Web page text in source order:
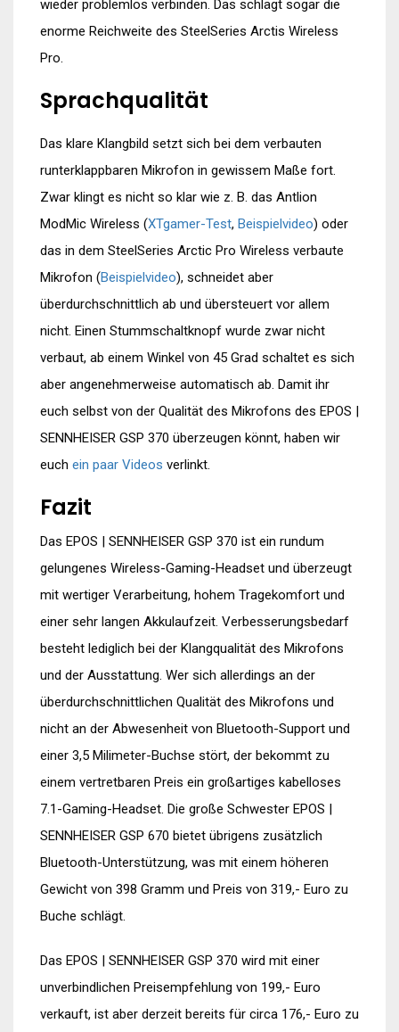
wieder problemlos verbinden. Das schlägt sogar die
enorme Reichweite des SteelSeries Arctis Wireless
Pro.
Sprachqualität
Das klare Klangbild setzt sich bei dem verbauten
runterklappbaren Mikrofon in gewissem Maße fort.
Zwar klingt es nicht so klar wie z. B. das Antlion
ModMic Wireless (XTgamer-Test, Beispielvideo) oder
das in dem SteelSeries Arctic Pro Wireless verbaute
Mikrofon (Beispielvideo), schneidet aber
überdurchschnittlich ab und übersteuert vor allem
nicht. Einen Stummschaltknopf wurde zwar nicht
verbaut, ab einem Winkel von 45 Grad schaltet es sich
aber angenehmerweise automatisch ab. Damit ihr
euch selbst von der Qualität des Mikrofons des EPOS |
SENNHEISER GSP 370 überzeugen könnt, haben wir
euch ein paar Videos verlinkt.
Fazit
Das EPOS | SENNHEISER GSP 370 ist ein rundum
gelungenes Wireless-Gaming-Headset und überzeugt
mit wertiger Verarbeitung, hohem Tragekomfort und
einer sehr langen Akkulaufzeit. Verbesserungsbedarf
besteht lediglich bei der Klangqualität des Mikrofons
und der Ausstattung. Wer sich allerdings an der
überdurchschnittlichen Qualität des Mikrofons und
nicht an der Abwesenheit von Bluetooth-Support und
einer 3,5 Milimeter-Buchse stört, der bekommt zu
einem vertretbaren Preis ein großartiges kabelloses
7.1-Gaming-Headset. Die große Schwester EPOS |
SENNHEISER GSP 670 bietet übrigens zusätzlich
Bluetooth-Unterstützung, was mit einem höheren
Gewicht von 398 Gramm und Preis von 319,- Euro zu
Buche schlägt.
Das EPOS | SENNHEISER GSP 370 wird mit einer
unverbindlichen Preisempfehlung von 199,- Euro
verkauft, ist aber derzeit bereits für circa 176,- Euro zu